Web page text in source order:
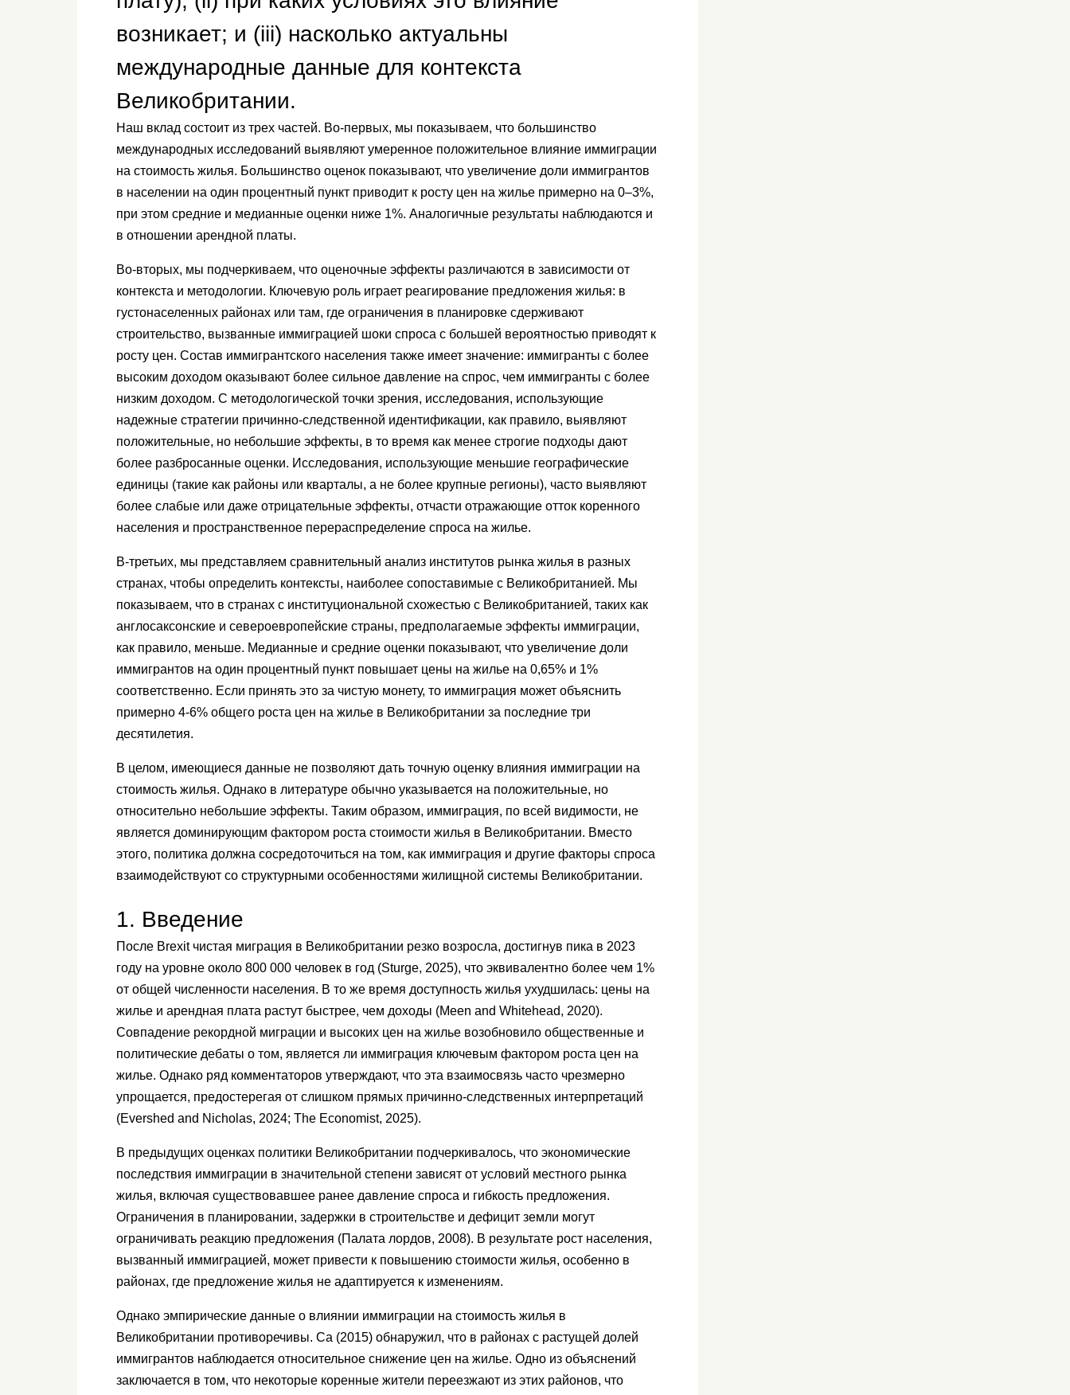
возникает; и (iii) насколько актуальны
международные данные для контекста
Великобритании.
Наш вклад состоит из трех частей. Во-первых, мы показываем, что большинство
международных исследований выявляют умеренное положительное влияние иммиграции
на стоимость жилья. Большинство оценок показывают, что увеличение доли иммигрантов
в населении на один процентный пункт приводит к росту цен на жилье примерно на 0–3%,
при этом средние и медианные оценки ниже 1%. Аналогичные результаты наблюдаются и
в отношении арендной платы.
Во-вторых, мы подчеркиваем, что оценочные эффекты различаются в зависимости от
контекста и методологии. Ключевую роль играет реагирование предложения жилья: в
густонаселенных районах или там, где ограничения в планировке сдерживают
строительство, вызванные иммиграцией шоки спроса с большей вероятностью приводят к
росту цен. Состав иммигрантского населения также имеет значение: иммигранты с более
высоким доходом оказывают более сильное давление на спрос, чем иммигранты с более
низким доходом. С методологической точки зрения, исследования, использующие
надежные стратегии причинно-следственной идентификации, как правило, выявляют
положительные, но небольшие эффекты, в то время как менее строгие подходы дают
более разбросанные оценки. Исследования, использующие меньшие географические
единицы (такие как районы или кварталы, а не более крупные регионы), часто выявляют
более слабые или даже отрицательные эффекты, отчасти отражающие отток коренного
населения и пространственное перераспределение спроса на жилье.
В-третьих, мы представляем сравнительный анализ институтов рынка жилья в разных
странах, чтобы определить контексты, наиболее сопоставимые с Великобританией. Мы
показываем, что в странах с институциональной схожестью с Великобританией, таких как
англосаксонские и североевропейские страны, предполагаемые эффекты иммиграции,
как правило, меньше. Медианные и средние оценки показывают, что увеличение доли
иммигрантов на один процентный пункт повышает цены на жилье на 0,65% и 1%
соответственно. Если принять это за чистую монету, то иммиграция может объяснить
примерно 4-6% общего роста цен на жилье в Великобритании за последние три
десятилетия.
В целом, имеющиеся данные не позволяют дать точную оценку влияния иммиграции на
стоимость жилья. Однако в литературе обычно указывается на положительные, но
относительно небольшие эффекты. Таким образом, иммиграция, по всей видимости, не
является доминирующим фактором роста стоимости жилья в Великобритании. Вместо
этого, политика должна сосредоточиться на том, как иммиграция и другие факторы спроса
взаимодействуют со структурными особенностями жилищной системы Великобритании.
1. Введение
После Brexit чистая миграция в Великобритании резко возросла, достигнув пика в 2023
году на уровне около 800 000 человек в год (Sturge, 2025), что эквивалентно более чем 1%
от общей численности населения. В то же время доступность жилья ухудшилась: цены на
жилье и арендная плата растут быстрее, чем доходы (Meen and Whitehead, 2020).
Совпадение рекордной миграции и высоких цен на жилье возобновило общественные и
политические дебаты о том, является ли иммиграция ключевым фактором роста цен на
жилье. Однако ряд комментаторов утверждают, что эта взаимосвязь часто чрезмерно
упрощается, предостерегая от слишком прямых причинно-следственных интерпретаций
(Evershed and Nicholas, 2024; The Economist, 2025).
В предыдущих оценках политики Великобритании подчеркивалось, что экономические
последствия иммиграции в значительной степени зависят от условий местного рынка
жилья, включая существовавшее ранее давление спроса и гибкость предложения.
Ограничения в планировании, задержки в строительстве и дефицит земли могут
ограничивать реакцию предложения (Палата лордов, 2008). В результате рост населения,
вызванный иммиграцией, может привести к повышению стоимости жилья, особенно в
районах, где предложение жилья не адаптируется к изменениям.
Однако эмпирические данные о влиянии иммиграции на стоимость жилья в
Великобритании противоречивы. Са (2015) обнаружил, что в районах с растущей долей
иммигрантов наблюдается относительное снижение цен на жилье. Одно из объяснений
заключается в том, что некоторые коренные жители переезжают из этих районов, что